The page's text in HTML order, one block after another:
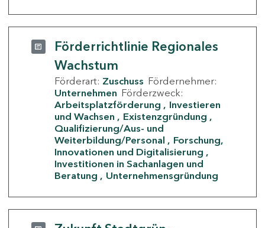
Förderrichtlinie Regionales
Wachstum
Förderart: Zuschuss Fördernehmer:
Unternehmen Förderzweck:
Arbeitsplatzförderung
Investieren
und Wachsen
Existenzgründung
Qualifizierung/Aus- und
Weiterbildung/Personal
Forschung,
Innovationen und Digitalisierung
Investitionen in Sachanlagen und
Beratung
Unternehmensgründung